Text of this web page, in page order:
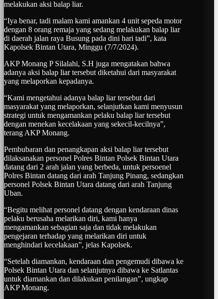
melakukan aksi balap liar.
“Iya benar, tadi malam kami amankan 4 unit sepeda motor
dengan 8 orang remaja yang sedang melakukan balap liar
di daerah jalan raya Busung pada dini hari tadi”, kata
Kapolsek Bintan Utara, Minggu (7/7/2024).
AKP Monang P Silalahi, S.H juga mengatakan bahwa
adanya aksi balap liar tersebut diketahui dari masyarakat
yang melaporkan kepadanya.
“Kami mengetahui adanya balap liar tersebut dari
masyarakat yang melaporkan, selanjutkan kami menyusun
strategi untuk mengamankan pelaku balap liar tersebut
dengan menekan kecelakaan yang sekecil-kecilnya”,
terang AKP Monang.
Pembubaran dan penangkapan aksi balap liar tersebut
dilaksanakan personel Polres Bintan Polsek Bintan Utara
datang dari 2 arah jalan yang berbeda, untuk persoenel
Polres Bintan datang dari arah Tanjung Pinang, sedangkan
personel Polsek Bintan Utara datang dari arah Tanjung
Uban.
“Begitu melihat personel datang dengan kendaraan dinas
pelaku berusaha melarikan diri, kami hanya
mengamankan sebagian saja dan tidak melakukan
pengejaran terhadap yang melarikan diri untuk
menghindari kecelakaan”, jelas Kapolsek.
“Setelah diamankan, kendaraan dan pengemudi dibawa ke
Polsek Bintan Utara dan selanjutnya dibawa ke Satlantas
untuk diamankan dan dilakukan penilangan”, ungkap
AKP Monang.